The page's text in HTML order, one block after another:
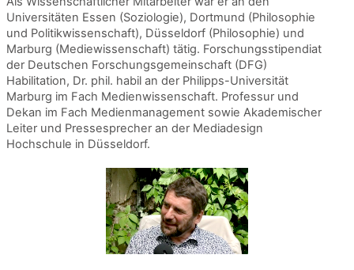
Universitäten Essen (Soziologie), Dortmund (Philosophie
und Politikwissenschaft), Düsseldorf (Philosophie) und
Marburg (Mediewissenschaft) tätig. Forschungsstipendiat
der Deutschen Forschungsgemeinschaft (DFG)
Habilitation, Dr. phil. habil an der Philipps-Universität
Marburg im Fach Medienwissenschaft. Professur und
Dekan im Fach Medienmanagement sowie Akademischer
Leiter und Pressesprecher an der Mediadesign
Hochschule in Düsseldorf.